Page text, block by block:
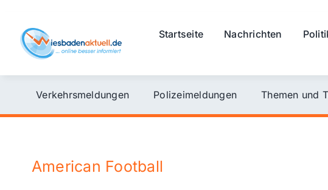
content
Startseite Nachrichten
Verkehrsmeldungen Polizeimeldungen Themen und
American Football